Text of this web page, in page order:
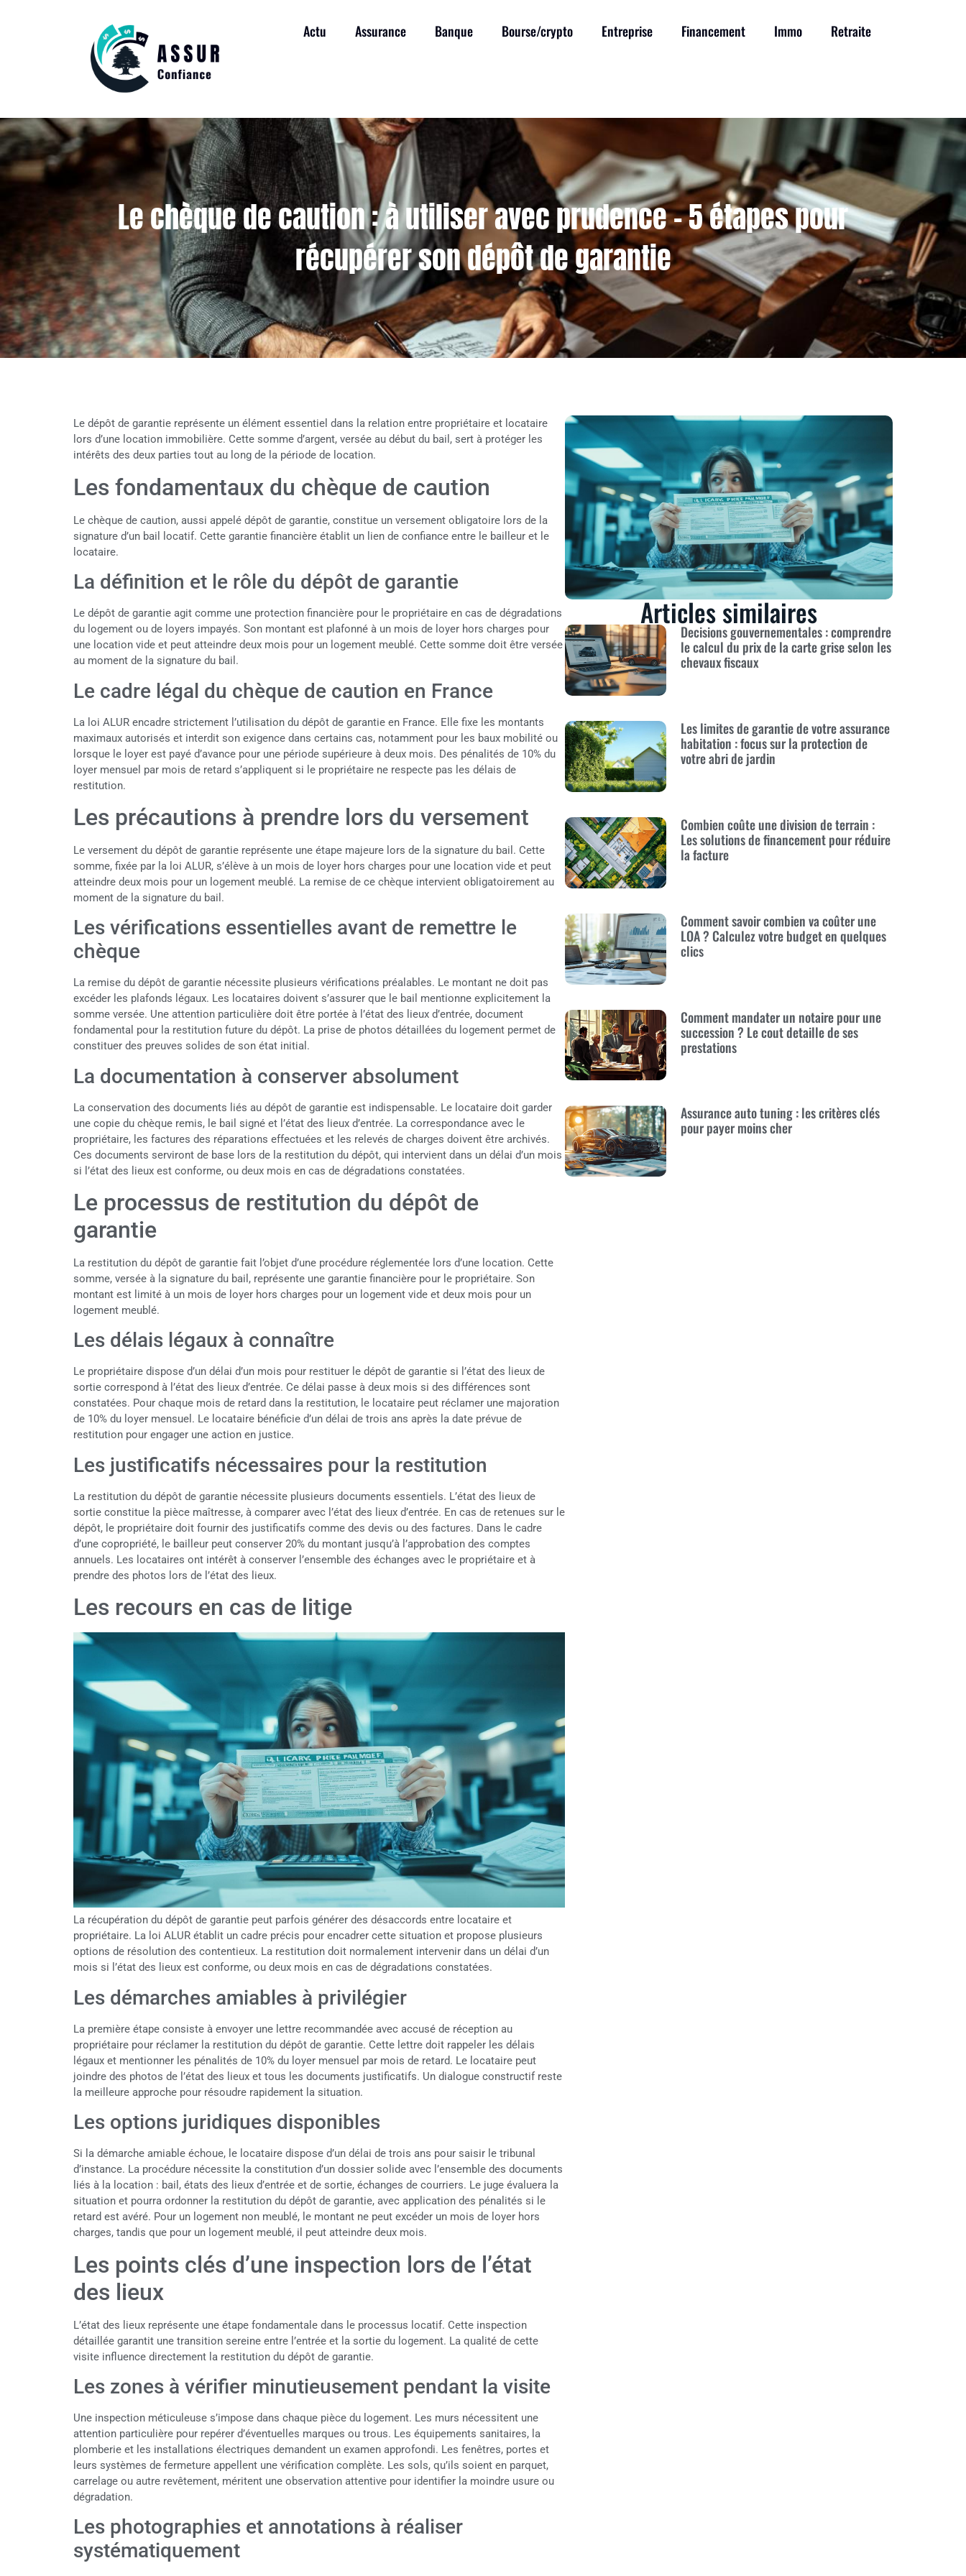
Actu Assurance Banque Bourse/crypto Entreprise Financement Immo Retraite
Le chèque de caution : à utiliser avec prudence – 5 étapes pour
récupérer son dépôt de garantie
Le dépôt de garantie représente un élément essentiel dans la relation entre propriétaire et locataire
lors d’une location immobilière. Cette somme d’argent, versée au début du bail, sert à protéger les
intérêts des deux parties tout au long de la période de location.
Les fondamentaux du chèque de caution
Le chèque de caution, aussi appelé dépôt de garantie, constitue un versement obligatoire lors de la
signature d’un bail locatif. Cette garantie financière établit un lien de confiance entre le bailleur et le
locataire.
La définition et le rôle du dépôt de garantie
Le dépôt de garantie agit comme une protection financière pour le propriétaire en cas de dégradations
du logement ou de loyers impayés. Son montant est plafonné à un mois de loyer hors charges pour
une location vide et peut atteindre deux mois pour un logement meublé. Cette somme doit être versée
au moment de la signature du bail.
Le cadre légal du chèque de caution en France
La loi ALUR encadre strictement l’utilisation du dépôt de garantie en France. Elle fixe les montants
maximaux autorisés et interdit son exigence dans certains cas, notamment pour les baux mobilité ou
lorsque le loyer est payé d’avance pour une période supérieure à deux mois. Des pénalités de 10% du
loyer mensuel par mois de retard s’appliquent si le propriétaire ne respecte pas les délais de
restitution.
Les précautions à prendre lors du versement
Le versement du dépôt de garantie représente une étape majeure lors de la signature du bail. Cette
somme, fixée par la loi ALUR, s’élève à un mois de loyer hors charges pour une location vide et peut
atteindre deux mois pour un logement meublé. La remise de ce chèque intervient obligatoirement au
moment de la signature du bail.
Les vérifications essentielles avant de remettre le
chèque
La remise du dépôt de garantie nécessite plusieurs vérifications préalables. Le montant ne doit pas
excéder les plafonds légaux. Les locataires doivent s’assurer que le bail mentionne explicitement la
somme versée. Une attention particulière doit être portée à l’état des lieux d’entrée, document
fondamental pour la restitution future du dépôt. La prise de photos détaillées du logement permet de
constituer des preuves solides de son état initial.
La documentation à conserver absolument
La conservation des documents liés au dépôt de garantie est indispensable. Le locataire doit garder
une copie du chèque remis, le bail signé et l’état des lieux d’entrée. La correspondance avec le
propriétaire, les factures des réparations effectuées et les relevés de charges doivent être archivés.
Ces documents serviront de base lors de la restitution du dépôt, qui intervient dans un délai d’un mois
si l’état des lieux est conforme, ou deux mois en cas de dégradations constatées.
Le processus de restitution du dépôt de
garantie
La restitution du dépôt de garantie fait l’objet d’une procédure réglementée lors d’une location. Cette
somme, versée à la signature du bail, représente une garantie financière pour le propriétaire. Son
montant est limité à un mois de loyer hors charges pour un logement vide et deux mois pour un
logement meublé.
Les délais légaux à connaître
Le propriétaire dispose d’un délai d’un mois pour restituer le dépôt de garantie si l’état des lieux de
sortie correspond à l’état des lieux d’entrée. Ce délai passe à deux mois si des différences sont
constatées. Pour chaque mois de retard dans la restitution, le locataire peut réclamer une majoration
de 10% du loyer mensuel. Le locataire bénéficie d’un délai de trois ans après la date prévue de
restitution pour engager une action en justice.
Les justificatifs nécessaires pour la restitution
La restitution du dépôt de garantie nécessite plusieurs documents essentiels. L’état des lieux de
sortie constitue la pièce maîtresse, à comparer avec l’état des lieux d’entrée. En cas de retenues sur le
dépôt, le propriétaire doit fournir des justificatifs comme des devis ou des factures. Dans le cadre
d’une copropriété, le bailleur peut conserver 20% du montant jusqu’à l’approbation des comptes
annuels. Les locataires ont intérêt à conserver l’ensemble des échanges avec le propriétaire et à
prendre des photos lors de l’état des lieux.
Les recours en cas de litige
La récupération du dépôt de garantie peut parfois générer des désaccords entre locataire et
propriétaire. La loi ALUR établit un cadre précis pour encadrer cette situation et propose plusieurs
options de résolution des contentieux. La restitution doit normalement intervenir dans un délai d’un
mois si l’état des lieux est conforme, ou deux mois en cas de dégradations constatées.
Les démarches amiables à privilégier
La première étape consiste à envoyer une lettre recommandée avec accusé de réception au
propriétaire pour réclamer la restitution du dépôt de garantie. Cette lettre doit rappeler les délais
légaux et mentionner les pénalités de 10% du loyer mensuel par mois de retard. Le locataire peut
joindre des photos de l’état des lieux et tous les documents justificatifs. Un dialogue constructif reste
la meilleure approche pour résoudre rapidement la situation.
Les options juridiques disponibles
Si la démarche amiable échoue, le locataire dispose d’un délai de trois ans pour saisir le tribunal
d’instance. La procédure nécessite la constitution d’un dossier solide avec l’ensemble des documents
liés à la location : bail, états des lieux d’entrée et de sortie, échanges de courriers. Le juge évaluera la
situation et pourra ordonner la restitution du dépôt de garantie, avec application des pénalités si le
retard est avéré. Pour un logement non meublé, le montant ne peut excéder un mois de loyer hors
charges, tandis que pour un logement meublé, il peut atteindre deux mois.
Les points clés d’une inspection lors de l’état
des lieux
L’état des lieux représente une étape fondamentale dans le processus locatif. Cette inspection
détaillée garantit une transition sereine entre l’entrée et la sortie du logement. La qualité de cette
visite influence directement la restitution du dépôt de garantie.
Les zones à vérifier minutieusement pendant la visite
Une inspection méticuleuse s’impose dans chaque pièce du logement. Les murs nécessitent une
attention particulière pour repérer d’éventuelles marques ou trous. Les équipements sanitaires, la
plomberie et les installations électriques demandent un examen approfondi. Les fenêtres, portes et
leurs systèmes de fermeture appellent une vérification complète. Les sols, qu’ils soient en parquet,
carrelage ou autre revêtement, méritent une observation attentive pour identifier la moindre usure ou
dégradation.
Les photographies et annotations à réaliser
systématiquement
Articles similaires
Decisions gouvernementales : comprendre
le calcul du prix de la carte grise selon les
chevaux fiscaux
Les limites de garantie de votre assurance
habitation : focus sur la protection de
votre abri de jardin
Combien coûte une division de terrain :
Les solutions de financement pour réduire
la facture
Comment savoir combien va coûter une
LOA ? Calculez votre budget en quelques
clics
Comment mandater un notaire pour une
succession ? Le cout detaille de ses
prestations
Assurance auto tuning : les critères clés
pour payer moins cher